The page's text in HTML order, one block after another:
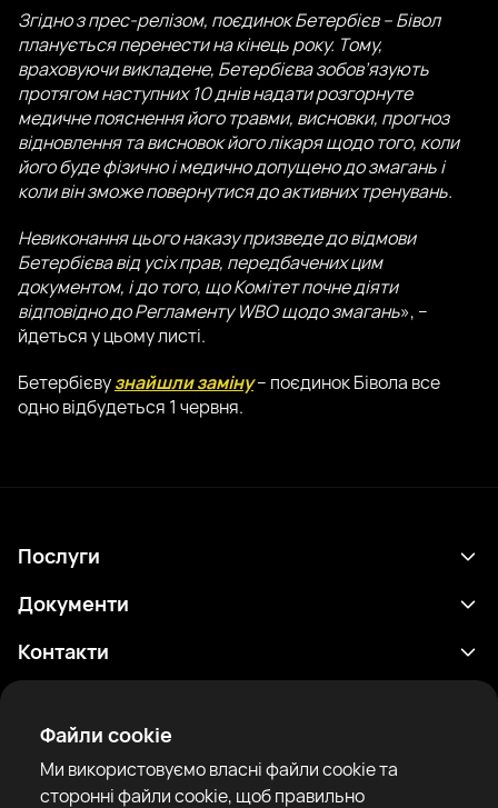
Файли cookie
Ми використовуємо власні файли cookie та
сторонні файли cookie, щоб правильно
Згідно з прес-релізом, поєдинок Бетербієв – Бівол
планується перенести на кінець року. Тому,
враховуючи викладене, Бетербієва зобов’язують
протягом наступних 10 днів надати розгорнуте
медичне пояснення його травми, висновки, прогноз
відновлення та висновок його лікаря щодо того, коли
його буде фізично і медично допущено до змагань і
коли він зможе повернутися до активних тренувань.
Невиконання цього наказу призведе до відмови
Бетербієва від усіх прав, передбачених цим
документом, і до того, що Комітет почне діяти
відповідно до Регламенту WBO щодо змагань», –
йдеться у цьому листі.
Бетербієвузнайшли заміну– поєдинок Бівола все
одно відбудеться 1 червня.
Послуги
Розклад
Рейтинги
Новини
Документи
Політика конфіденційності
Умови використання
Повідомлення про ризики
Правила спільноти
Контакти